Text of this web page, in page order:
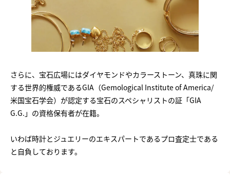
さらに、宝石広場にはダイヤモンドやカラーストーン、真珠に関
する世界的権威であるGIA（Gemological Institute of America/
米国宝石学会）が認定する宝石のスペシャリストの証「GIA
G.G.」の資格保有者が在籍。
いわば時計とジュエリーのエキスパートであるプロ査定士である
と自負しております。